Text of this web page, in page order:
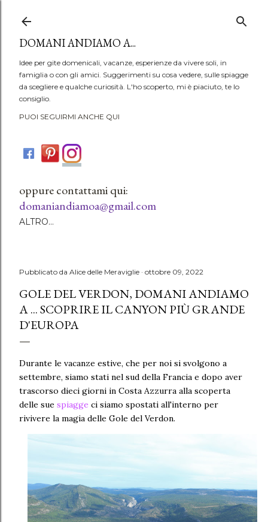
DOMANI ANDIAMO A...
Idee per gite domenicali, vacanze, esperienze da vivere soli, in
famiglia o con gli amici. Suggerimenti su cosa vedere, sulle spiagge
da scegliere e qualche curiosità. L'ho scoperto, mi è piaciuto, te lo
consiglio.
PUOI SEGUIRMI ANCHE QUI
oppure contattami qui:
domaniandiamoa@gmail.com
ALTRO…
Pubblicato da Alice delle Meraviglie ottobre 09, 2022
GOLE DEL VERDON, DOMANI ANDIAMO
A ... SCOPRIRE IL CANYON PIÙ GRANDE
D'EUROPA
Durante le vacanze estive, che per noi si svolgono a
settembre, siamo stati nel sud della Francia e dopo aver
trascorso dieci giorni in Costa Azzurra alla scoperta
delle sue spiagge ci siamo spostati all'interno per
rivivere la magia delle Gole del Verdon.